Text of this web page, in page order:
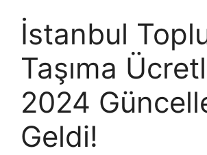
İstanbul
Taşıma
2024
Geldi!